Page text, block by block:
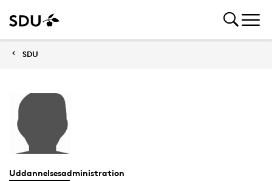
SDU
Uddannelsesadministration